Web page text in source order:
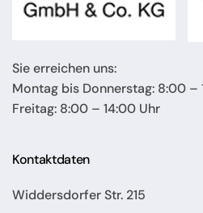
Sie erreichen uns:
Montag bis Donnerstag: 8:00 –
Freitag: 8:00 – 14:00 Uhr
Kontaktdaten
Widdersdorfer Str. 215